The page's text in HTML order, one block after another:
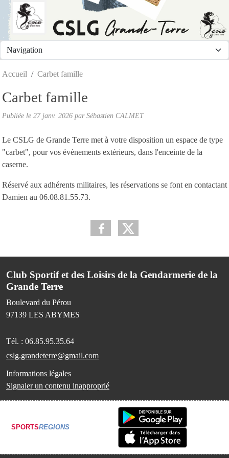
Accueil Carbet famille
Carbet famille
Publiée le 27 janv. 2026 par Sébastien CALMET
Le CSLG de Grande Terre met à votre disposition un espace de type
"carbet", pour vos évènements extérieurs, dans l'enceinte de la
caserne.
Réservé aux adhérents militaires, les réservations se font en contactant
Damien au 06.08.81.55.73.
Club Sportif et des Loisirs de la Gendarmerie de la
Grande Terre
Boulevard du Pérou
97139 LES ABYMES
Tél. : 06.85.95.35.64
cslg.grandeterre@gmail.com
Informations légales
Signaler un contenu inapproprié
SPORTSREGIONS
Panneau de gestion des cookies